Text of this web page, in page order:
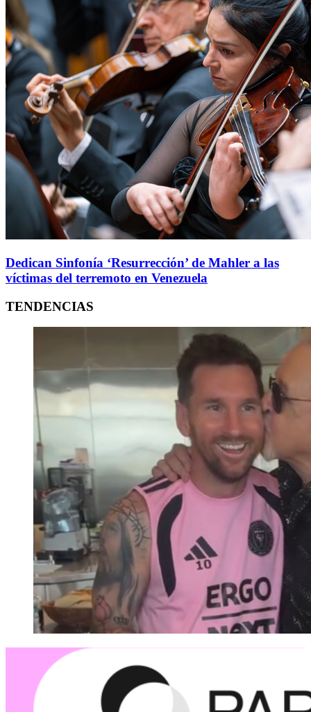
Dedican Sinfonía ‘Resurrección’ de Mahler a las
víctimas del terremoto en Venezuela
TENDENCIAS